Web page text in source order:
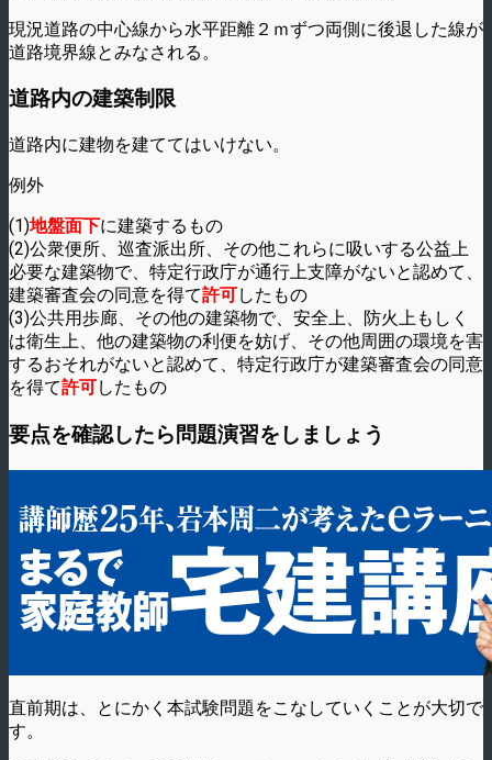
現況道路の中心線から水平距離２ｍずつ両側に後退した線が
道路境界線とみなされる。
道路内の建築制限
道路内に建物を建ててはいけない。
例外
(1)地盤面下に建築するもの
(2)公衆便所、巡査派出所、その他これらに吸いする公益上
必要な建築物で、特定行政庁が通行上支障がないと認めて、
建築審査会の同意を得て許可したもの
(3)公共用歩廊、その他の建築物で、安全上、防火上もしく
は衛生上、他の建築物の利便を妨げ、その他周囲の環境を害
するおそれがないと認めて、特定行政庁が建築審査会の同意
を得て許可したもの
要点を確認したら問題演習をしましょう
直前期は、とにかく本試験問題をこなしていくことが大切で
す。